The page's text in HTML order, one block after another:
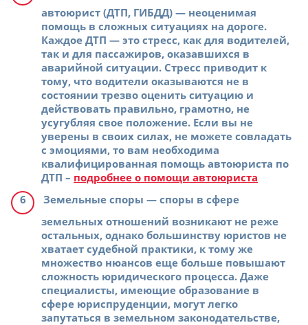
автоюрист (ДТП, ГИБДД) — неоценимая
помощь в сложных ситуациях на дороге.
Каждое ДТП — это стресс, как для водителей,
так и для пассажиров, оказавшихся в
аварийной ситуации. Стресс приводит к
тому, что водители оказываются не в
состоянии трезво оценить ситуацию и
действовать правильно, грамотно, не
усугубляя свое положение. Если вы не
уверены в своих силах, не можете совладать
с эмоциями, то вам необходима
квалифицированная помощь автоюриста по
ДТП – подробнее о помощи автоюриста
Земельные споры — споры в сфере
земельных отношений возникают не реже
остальных, однако большинству юристов не
хватает судебной практики, к тому же
множество нюансов еще больше повышают
сложность юридического процесса. Даже
специалисты, имеющие образование в
сфере юриспруденции, могут легко
запутаться в земельном законодательстве,